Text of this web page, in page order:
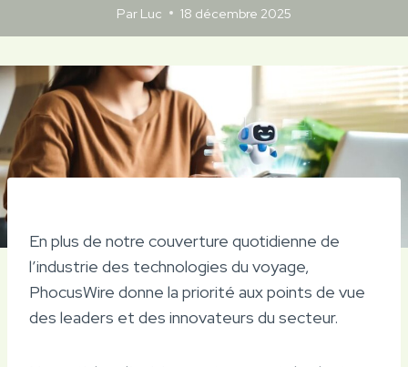
Par Luc 18 décembre 2025
En plus de notre couverture quotidienne de
l’industrie des technologies du voyage,
PhocusWire donne la priorité aux points de vue
des leaders et des innovateurs du secteur.